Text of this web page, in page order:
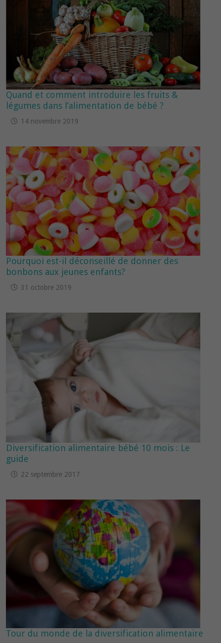
Quand et comment introduire les fruits &
légumes dans l’alimentation de bébé ?
14 novembre 2019
Pourquoi est-il déconseillé de donner des
bonbons aux jeunes enfants?
31 octobre 2019
Diversification alimentaire bébé 10 mois : Le
guide
22 septembre 2017
Tour du monde de la diversification alimentaire